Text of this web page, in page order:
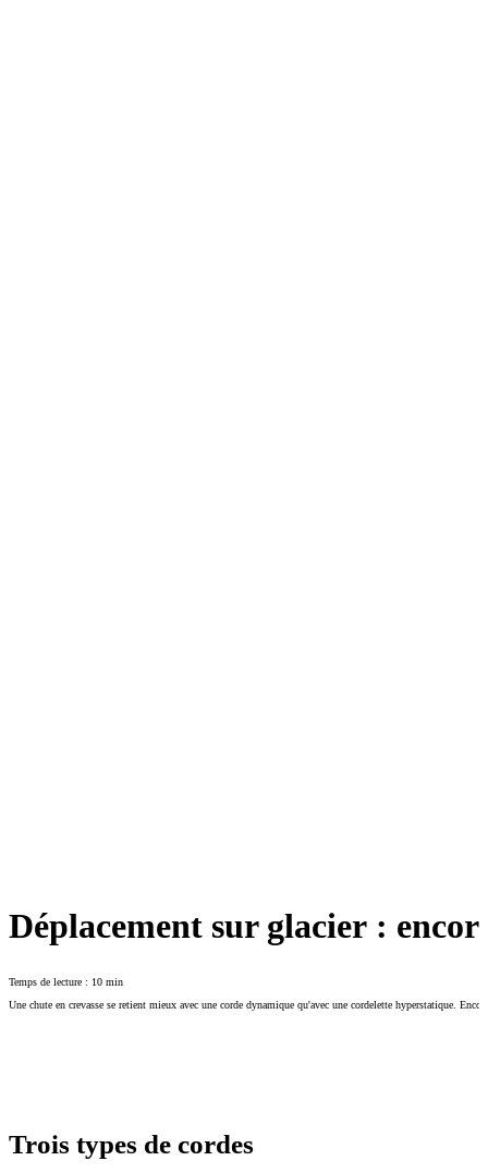
Déplacement sur glacier :
Temps de lecture : 10 min
Une chute en crevasse se retient mieux avec une corde dynamique qu'avec une cordelette hyperstatique.
Trois types de cordes